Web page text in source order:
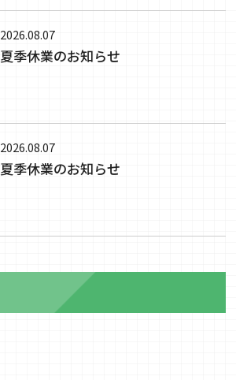
2026.08.07
夏季休業のお知らせ
2026.08.07
夏季休業のお知らせ